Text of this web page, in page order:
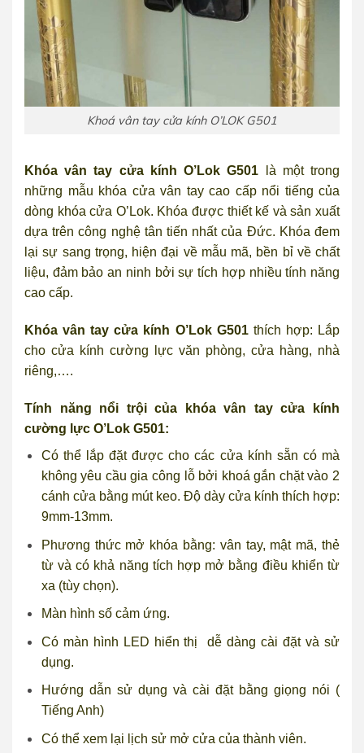
Khoá vân tay cửa kính O’LOK G501
Khóa vân tay cửa kính O’Lok G501
là một trong
những mẫu khóa cửa vân tay cao cấp nổi tiếng của
dòng khóa cửa O’Lok. Khóa được thiết kế và sản xuất
dựa trên công nghệ tân tiến nhất của Đức. Khóa đem
lại sự sang trọng, hiện đại về mẫu mã, bền bỉ về chất
liệu, đảm bảo an ninh bởi sự tích hợp nhiều tính năng
cao cấp.
Khóa vân tay cửa kính O’Lok G501thích hợp: Lắp
cho cửa kính cường lực văn phòng, cửa hàng, nhà
riêng,….
Tính năng nổi trội của khóa vân tay cửa kính
cường lực O’Lok G501:
Có thể lắp đặt được cho các cửa kính sẵn có mà
không yêu cầu gia công lỗ bởi khoá gắn chặt vào 2
cánh cửa bằng mút keo. Độ dày cửa kính thích hợp:
9mm-13mm.
Phương thức mở khóa bằng: vân tay, mật mã, thẻ
từ và có khả năng tích hợp mở bằng điều khiển từ
xa (tùy chọn).
Màn hình số cảm ứng.
Có màn hình LED hiển thị dễ dàng cài đặt và sử
dụng.
Hướng dẫn sử dụng và cài đặt bằng giọng nói (
Tiếng Anh)
Có thể xem lại lịch sử mở cửa của thành viên.